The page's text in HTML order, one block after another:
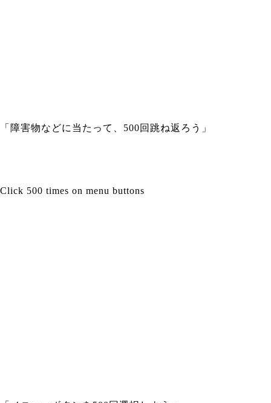
「障害物などに当たって、500回跳ね返ろう」
Click 500 times on menu buttons